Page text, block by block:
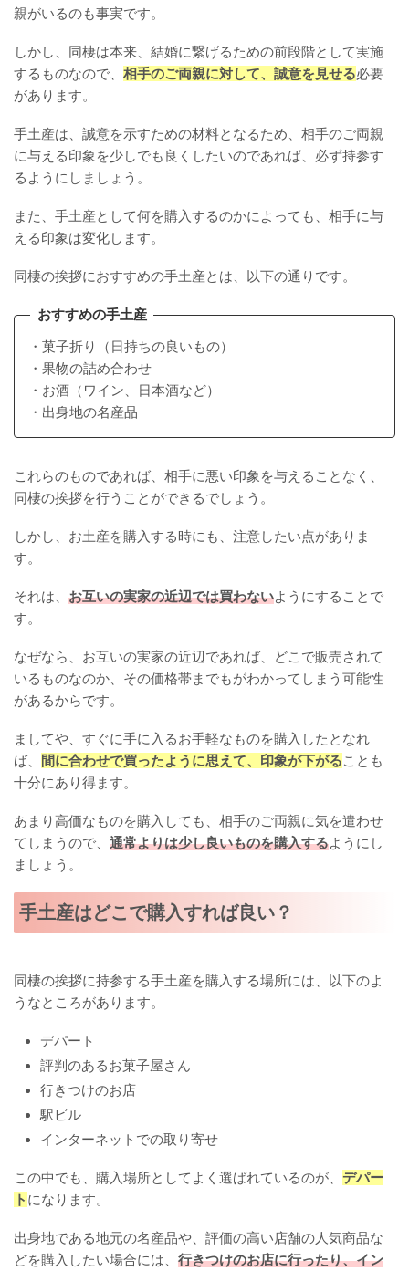
親がいるのも事実です。
しかし、同棲は本来、結婚に繋げるための前段階として実施
するものなので、 相手のご両親に対して、誠意を見せる必要
があります。
手土産は、誠意を示すための材料となるため、相手のご両親
に与える印象を少しでも良くしたいのであれば、必ず持参す
るようにしましょう。
また、手土産として何を購入するのかによっても、相手に与
える印象は変化します。
同棲の挨拶におすすめの手土産とは、以下の通りです。
おすすめの手土産
・菓子折り（日持ちの良いもの）
・果物の詰め合わせ
・お酒（ワイン、日本酒など）
・出身地の名産品
これらのものであれば、相手に悪い印象を与えることなく、
同棲の挨拶を行うことができるでしょう。
しかし、お土産を購入する時にも、注意したい点がありま
す。
それは、 お互いの実家の近辺では買わないようにすることで
す。
なぜなら、お互いの実家の近辺であれば、どこで販売されて
いるものなのか、その価格帯までもがわかってしまう可能性
があるからです。
ましてや、すぐに手に入るお手軽なものを購入したとなれ
ば、
間に合わせで買ったように思えて、印象が下がることも
十分にあり得ます。
あまり高価なものを購入しても、相手のご両親に気を遣わせ
てしまうので、 通常よりは少し良いものを購入するようにし
ましょう。
手土産はどこで購入すれば良い？
同棲の挨拶に持参する手土産を購入する場所には、以下のよ
うなところがあります。
デパート
評判のあるお菓子屋さん
行きつけのお店
駅ビル
インターネットでの取り寄せ
この中でも、購入場所としてよく選ばれているのが、 デパー
ト になります。
出身地である地元の名産品や、評価の高い店舗の人気商品な
どを購入したい場合には、 行きつけのお店に行ったり、イン